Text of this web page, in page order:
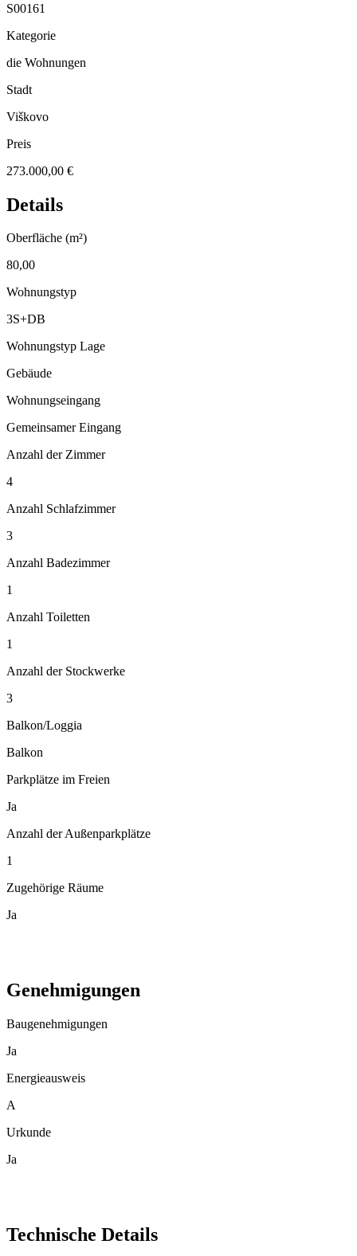
S00161
Kategorie
die Wohnungen
Stadt
Viškovo
Preis
273.000,00 €
Details
Oberfläche (m²)
80,00
Wohnungstyp
3S+DB
Wohnungstyp Lage
Gebäude
Wohnungseingang
Gemeinsamer Eingang
Anzahl der Zimmer
4
Anzahl Schlafzimmer
3
Anzahl Badezimmer
1
Anzahl Toiletten
1
Anzahl der Stockwerke
3
Balkon/Loggia
Balkon
Parkplätze im Freien
Ja
Anzahl der Außenparkplätze
1
Zugehörige Räume
Ja
Genehmigungen
Baugenehmigungen
Ja
Energieausweis
A
Urkunde
Ja
Technische Details